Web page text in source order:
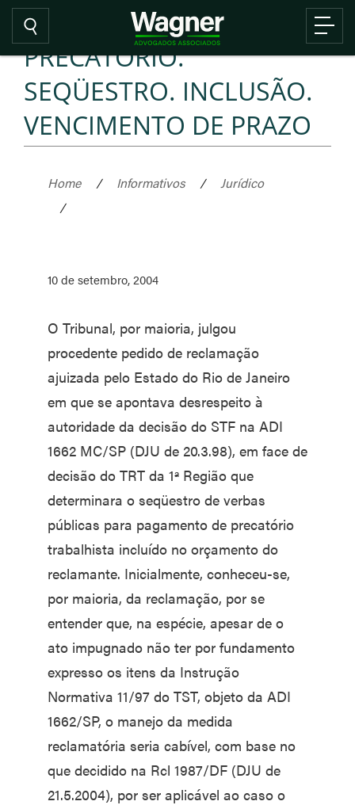
PRECATÓRIO.
SEQÜESTRO. INCLUSÃO.
VENCIMENTO DE PRAZO
Home / Informativos /
Jurídico
/
10 de setembro, 2004
O Tribunal, por maioria, julgou
procedente pedido de reclamação
ajuizada pelo Estado do Rio de Janeiro
em que se apontava desrespeito à
autoridade da decisão do STF na ADI
1662 MC/SP (DJU de 20.3.98), em face de
decisão do TRT da 1ª Região que
determinara o seqüestro de verbas
públicas para pagamento de precatório
trabalhista incluído no orçamento do
reclamante. Inicialmente, conheceu-se,
por maioria, da reclamação, por se
entender que, na espécie, apesar de o
ato impugnado não ter por fundamento
expresso os itens da Instrução
Normativa 11/97 do TST, objeto da ADI
1662/SP, o manejo da medida
reclamatória seria cabível, com base no
que decidido na Rcl 1987/DF (DJU de
21.5.2004), por ser aplicável ao caso o